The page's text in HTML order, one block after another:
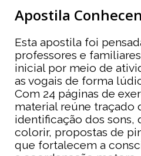
Apostila
Esta apostila foi
professores e
inicial por meio de
as vogais de forma
Com 24 páginas de
material reúne traçado
identificação dos sons,
colorir, propostas de
que fortalecem a